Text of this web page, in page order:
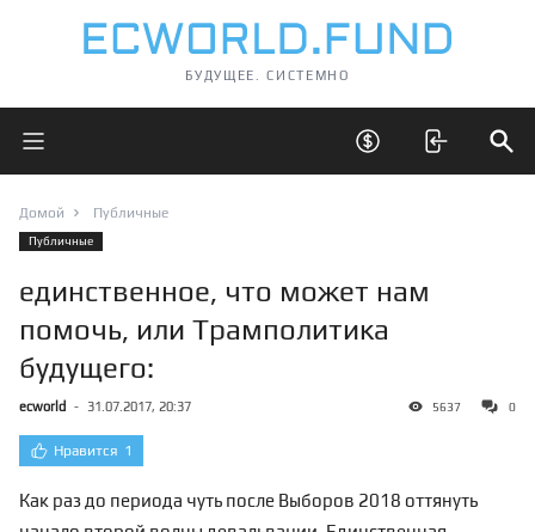
БУДУЩЕЕ. СИСТЕМНО
Открыть главное меню Открыть скрытые
Домой Публичные
Публичные
единственное, что может нам
помочь, или Трамполитика
будущего:
ecworld - 31.07.2017, 20:37 5637 0
Нравится 1
Как раз до периода чуть после Выборов 2018 оттянуть